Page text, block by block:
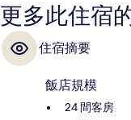
更多此住宿
住宿摘要
飯店規模
24 間客房